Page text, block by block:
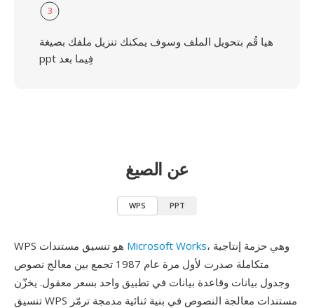
3
هيا قُم بتحويل الملف وسوف يمكنك تنزيل ملفك بصيغة
ppt فِيما بعد
عن الصيغ
WPS PPT
Microsoft Works، وهي حزمة إنتاجية
متكاملة صدرت لأول مرة عام 1987 تجمع بين معالج نصوص
وجدول بيانات وقاعدة بيانات في تطبيق واحد بسعر معقول. يخزّن
تنسيق WPS مستندات معالجة النصوص في بنية ثنائية مدمجة ترمّز